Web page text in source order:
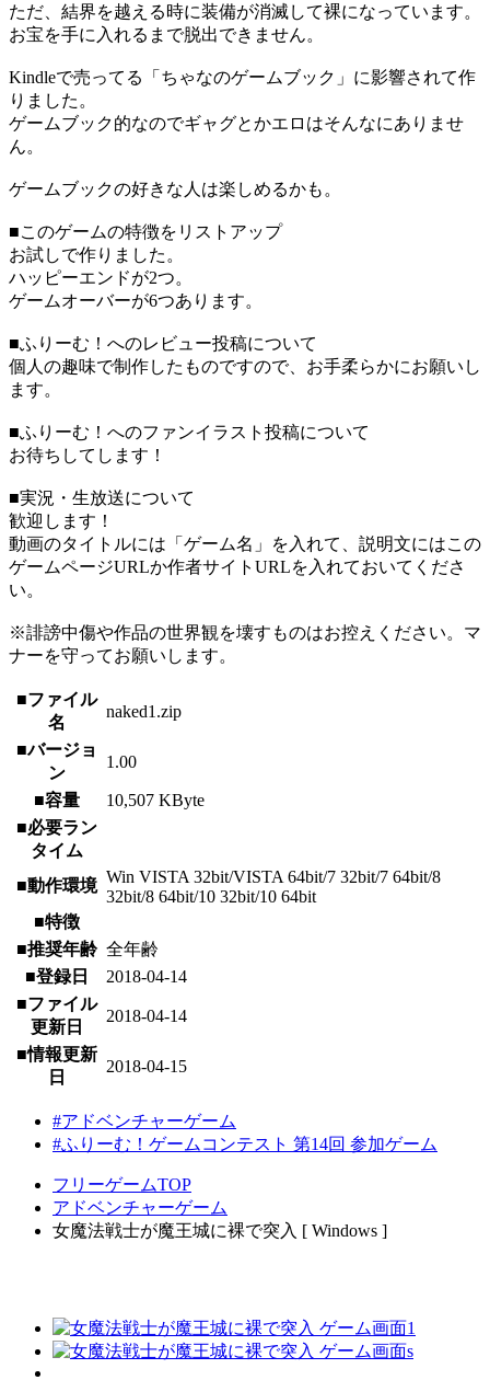
ただ、結界を越える時に装備が消滅して裸になっています。
お宝を手に入れるまで脱出できません。
Kindleで売ってる「ちゃなのゲームブック」に影響されて作
りました。
ゲームブック的なのでギャグとかエロはそんなにありませ
ん。
ゲームブックの好きな人は楽しめるかも。
■このゲームの特徴をリストアップ
お試しで作りました。
ハッピーエンドが2つ。
ゲームオーバーが6つあります。
■ふりーむ！へのレビュー投稿について
個人の趣味で制作したものですので、お手柔らかにお願いし
ます。
■ふりーむ！へのファンイラスト投稿について
お待ちしてします！
■実況・生放送について
歓迎します！
動画のタイトルには「ゲーム名」を入れて、説明文にはこの
ゲームページURLか作者サイトURLを入れておいてくださ
い。
※誹謗中傷や作品の世界観を壊すものはお控えください。マ
ナーを守ってお願いします。
■ファイル
名
naked1.zip
■バージョ
ン
1.00
■容量
10,507 KByte
■必要ラン
タイム
■動作環境 Win VISTA 32bit/VISTA 64bit/7 32bit/7 64bit/8
32bit/8 64bit/10 32bit/10 64bit
■特徴
■推奨年齢 全年齢
■登録日
2018-04-14
■ファイル
更新日
2018-04-14
■情報更新
日
2018-04-15
#アドベンチャーゲーム
#ふりーむ！ゲームコンテスト 第14回 参加ゲーム
フリーゲームTOP
アドベンチャーゲーム
女魔法戦士が魔王城に裸で突入 [ Windows ]